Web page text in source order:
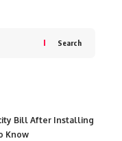
Search
Bill After Installing
Know